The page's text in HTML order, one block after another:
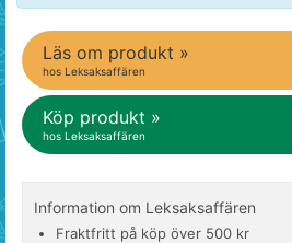
Läs om produkt »
hos Leksaksaffären
Köp produkt »
hos Leksaksaffären
Information om Leksaksaffären
Fraktfritt på köp över 500 kr